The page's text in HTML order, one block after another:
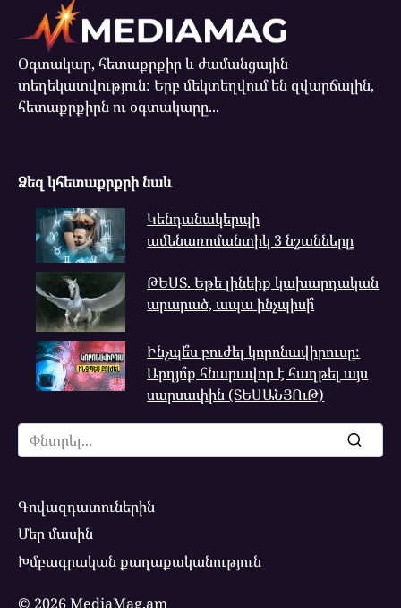
Օգտակար, հետաքրքիր և ժամանցային
տեղեկատվություն: Երբ մեկտեղվում են զվարճալին,
հետաքրքիրն ու օգտակարը...
Ձեզ կհետաքրքրի նաև
Կենդանակերպի
ամենառոմանտիկ 3 նշանները
ԹԵՍՏ. Եթե լինեիք կախարդական
արարած, ապա ինչպիսի՞
Ինչպե՞ս բուժել կորոնավիրուսը:
Արդյո՞ք հնարավոր է հաղթել այս
սարսափին (ՏԵՍԱՆՅՈւԹ)
Search
for:
Գովազդատուներին
Մեր մասին
Խմբագրական քաղաքականություն
© 2026 MediaMag.am